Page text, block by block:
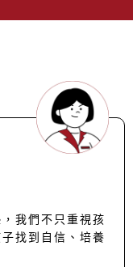
我們不只重視孩
找到自信、培養